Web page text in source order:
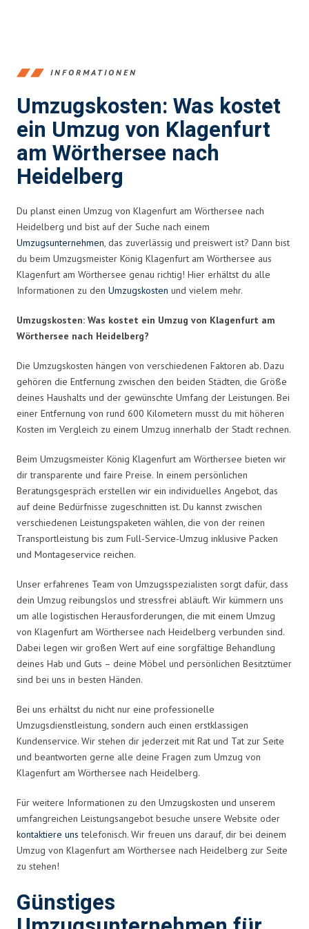
INFORMATIONEN
Umzugskosten: Was kostet
ein Umzug von Klagenfurt
am Wörthersee nach
Heidelberg
Du planst einen Umzug von Klagenfurt am Wörthersee nach
Heidelberg und bist auf der Suche nach einem
Umzugsunternehmen, das zuverlässig und preiswert ist? Dann bist
du beim Umzugsmeister König Klagenfurt am Wörthersee aus
Klagenfurt am Wörthersee genau richtig! Hier erhältst du alle
Informationen zu den Umzugskosten und vielem mehr.
Umzugskosten: Was kostet ein Umzug von Klagenfurt am
Wörthersee nach Heidelberg?
Die Umzugskosten hängen von verschiedenen Faktoren ab. Dazu
gehören die Entfernung zwischen den beiden Städten, die Größe
deines Haushalts und der gewünschte Umfang der Leistungen. Bei
einer Entfernung von rund 600 Kilometern musst du mit höheren
Kosten im Vergleich zu einem Umzug innerhalb der Stadt rechnen.
Beim Umzugsmeister König Klagenfurt am Wörthersee bieten wir
dir transparente und faire Preise. In einem persönlichen
Beratungsgespräch erstellen wir ein individuelles Angebot, das
auf deine Bedürfnisse zugeschnitten ist. Du kannst zwischen
verschiedenen Leistungspaketen wählen, die von der reinen
Transportleistung bis zum Full-Service-Umzug inklusive Packen
und Montageservice reichen.
Unser erfahrenes Team von Umzugsspezialisten sorgt dafür, dass
dein Umzug reibungslos und stressfrei abläuft. Wir kümmern uns
um alle logistischen Herausforderungen, die mit einem Umzug
von Klagenfurt am Wörthersee nach Heidelberg verbunden sind.
Dabei legen wir großen Wert auf eine sorgfältige Behandlung
deines Hab und Guts – deine Möbel und persönlichen Besitztümer
sind bei uns in besten Händen.
Bei uns erhältst du nicht nur eine professionelle
Umzugsdienstleistung, sondern auch einen erstklassigen
Kundenservice. Wir stehen dir jederzeit mit Rat und Tat zur Seite
und beantworten gerne alle deine Fragen zum Umzug von
Klagenfurt am Wörthersee nach Heidelberg.
Für weitere Informationen zu den Umzugskosten und unserem
umfangreichen Leistungsangebot besuche unsere Website oder
kontaktiere uns telefonisch. Wir freuen uns darauf, dir bei deinem
Umzug von Klagenfurt am Wörthersee nach Heidelberg zur Seite
zu stehen!
Günstiges